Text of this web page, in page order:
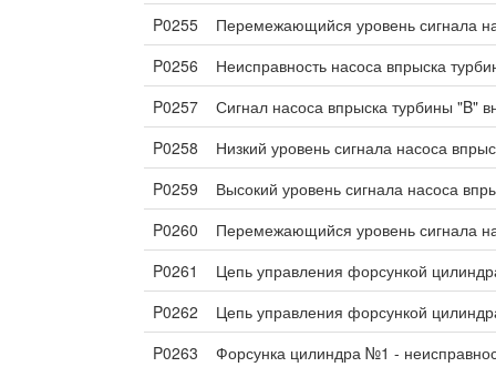
P0255
Перемежающийся уровень сигнала
P0256
Неисправность насоса впрыска
P0257
Сигнал насоса впрыска турбины "B"
P0258
Низкий уровень сигнала насоса
P0259
Высокий уровень сигнала насоса
P0260
Перемежающийся уровень сигнала
P0261
Цепь управления форсункой
P0262
Цепь управления форсункой
P0263
Форсунка цилиндра №1 -